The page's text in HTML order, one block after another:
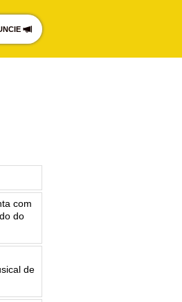
com
do
de